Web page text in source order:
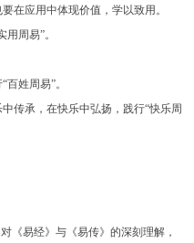
在应用中体现价值，学以致用。
周易”。
姓周易”。
承，在快乐中弘扬，践行“快乐周
《易经》与《易传》的深刻理解，